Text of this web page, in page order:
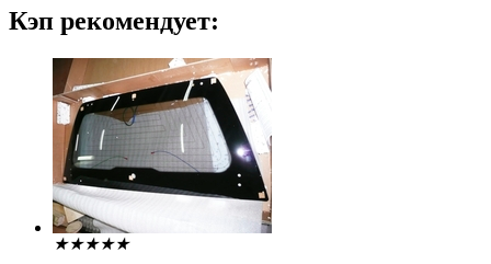
Кэп рекомендует:
★★★★★